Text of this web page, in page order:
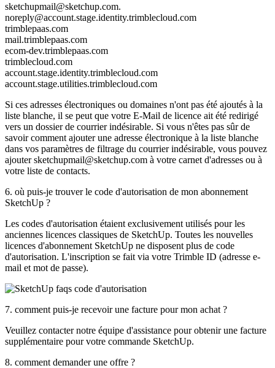
sketchupmail@sketchup.com.
noreply@account.stage.identity.trimblecloud.com
trimblepaas.com
mail.trimblepaas.com
ecom-dev.trimblepaas.com
trimblecloud.com
account.stage.identity.trimblecloud.com
account.stage.utilities.trimblecloud.com
Si ces adresses électroniques ou domaines n'ont pas été ajoutés à la
liste blanche, il se peut que votre E-Mail de licence ait été redirigé
vers un dossier de courrier indésirable. Si vous n'êtes pas sûr de
savoir comment ajouter une adresse électronique à la liste blanche
dans vos paramètres de filtrage du courrier indésirable, vous pouvez
ajouter sketchupmail@sketchup.com à votre carnet d'adresses ou à
votre liste de contacts.
6. où puis-je trouver le code d'autorisation de mon abonnement
SketchUp ?
Les codes d'autorisation étaient exclusivement utilisés pour les
anciennes licences classiques de SketchUp. Toutes les nouvelles
licences d'abonnement SketchUp ne disposent plus de code
d'autorisation. L'inscription se fait via votre Trimble ID (adresse e-
mail et mot de passe).
7. comment puis-je recevoir une facture pour mon achat ?
Veuillez contacter notre équipe d'assistance pour obtenir une facture
supplémentaire pour votre commande SketchUp.
8. comment demander une offre ?